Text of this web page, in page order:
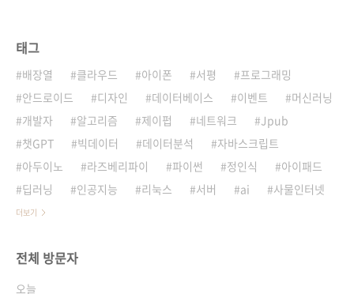
태그
배장열 클라우드 아이폰 서평
프로그래밍
안드로이드
디자인 데이터베이스 이벤트
머신러닝
개발자
알고리즘 제이펍 네트워크
Jpub
챗GPT
빅데이터 데이터분석
자바스크립트
아두이노
라즈베리파이 파이썬 정인식
아이패드
딥러닝
인공지능 리눅스 서버 ai 사물인터넷
더보기
전체 방문자
오늘